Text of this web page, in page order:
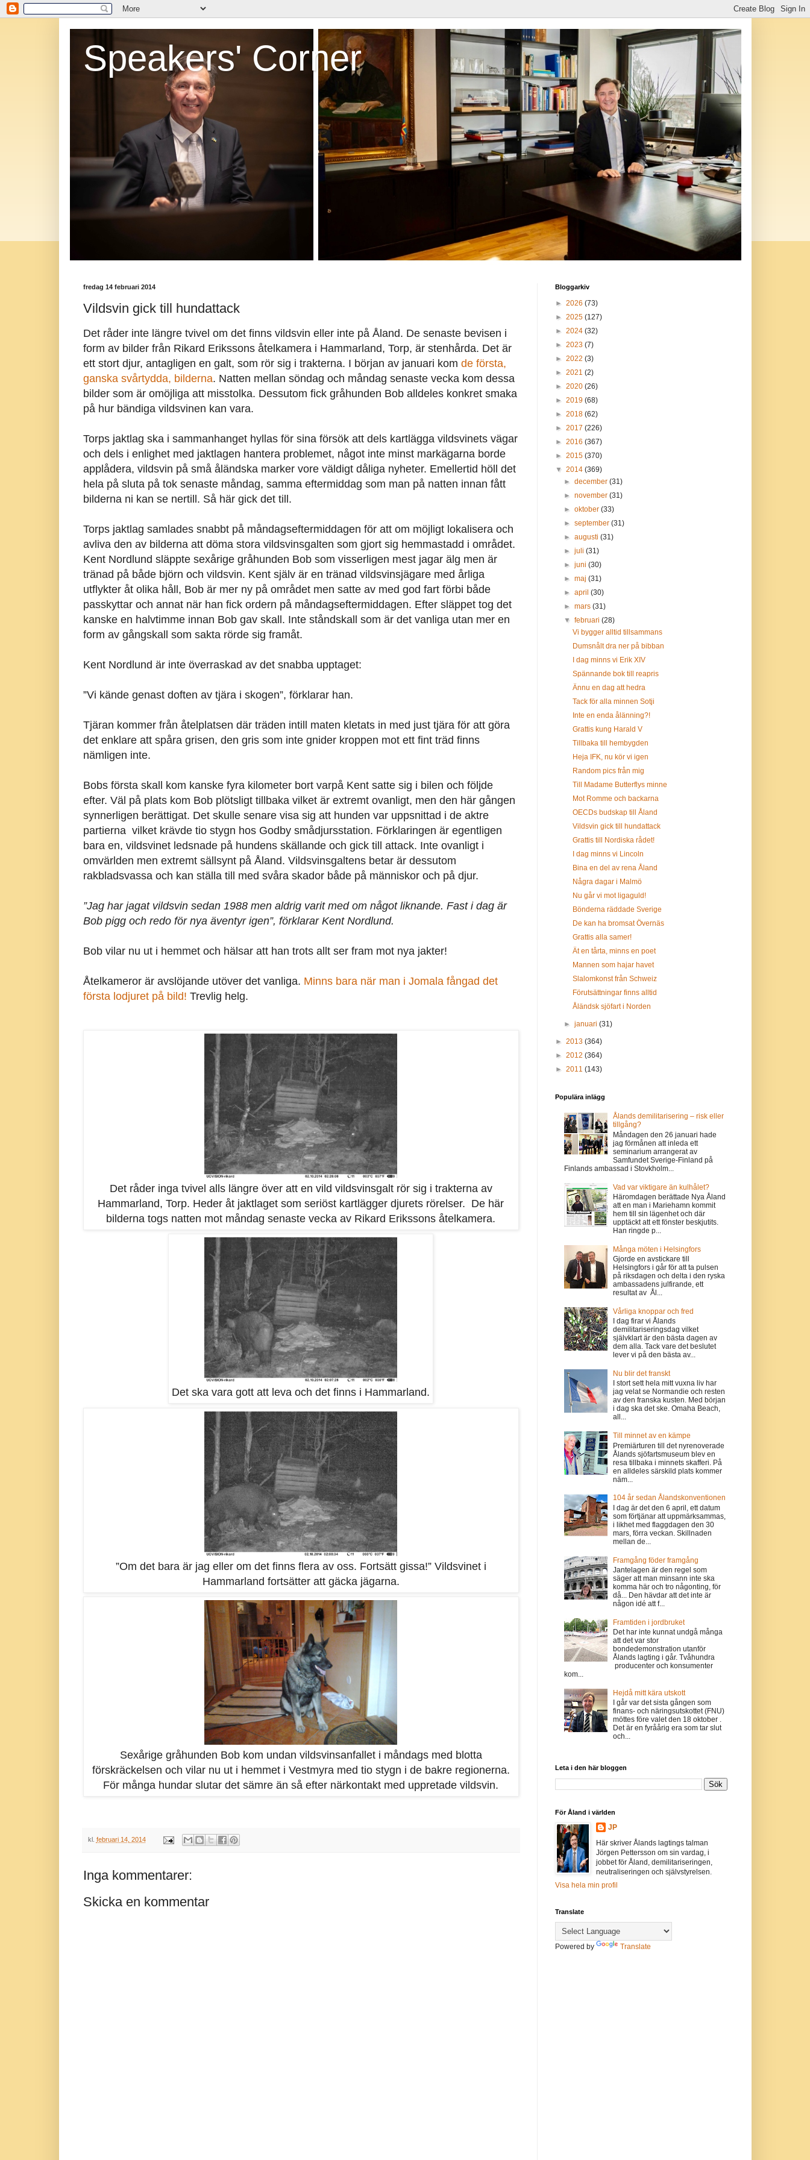
Speakers' Corner
fredag 14 februari 2014
Vildsvin gick till hundattack
Det råder inte längre tvivel om det finns vildsvin eller inte på Åland. De senaste bevisen i
form av bilder från Rikard Erikssons åtelkamera i Hammarland, Torp, är stenhårda. Det är
ett stort djur, antagligen en galt, som rör sig i trakterna. I början av januari kom de första,
ganska svårtydda, bilderna. Natten mellan söndag och måndag senaste vecka kom dessa
bilder som är omöjliga att misstolka. Dessutom fick gråhunden Bob alldeles konkret smaka
på hur bändiga vildsvinen kan vara.
Torps jaktlag ska i sammanhanget hyllas för sina försök att dels kartlägga vildsvinets vägar
och dels i enlighet med jaktlagen hantera problemet, något inte minst markägarna borde
applådera, vildsvin på små åländska marker vore väldigt dåliga nyheter. Emellertid höll det
hela på sluta på tok senaste måndag, samma eftermiddag som man på natten innan fått
bilderna ni kan se nertill. Så här gick det till.
Torps jaktlag samlades snabbt på måndagseftermiddagen för att om möjligt lokalisera och
avliva den av bilderna att döma stora vildsvinsgalten som gjort sig hemmastadd i området.
Kent Nordlund släppte sexårige gråhunden Bob som visserligen mest jagar älg men är
tränad på både björn och vildsvin. Kent själv är en tränad vildsvinsjägare med årliga
utflykter åt olika håll, Bob är mer ny på området men satte av med god fart förbi både
passkyttar och annat när han fick ordern på måndagseftermiddagen. Efter släppet tog det
kanske en halvtimme innan Bob gav skall. Inte ståndskall som är det vanliga utan mer en
form av gångskall som sakta rörde sig framåt.
Kent Nordlund är inte överraskad av det snabba upptaget:
”Vi kände genast doften av tjära i skogen”, förklarar han.
Tjäran kommer från åtelplatsen där träden intill maten kletats in med just tjära för att göra
det enklare att spåra grisen, den gris som inte gnider kroppen mot ett fint träd finns
nämligen inte.
Bobs första skall kom kanske fyra kilometer bort varpå Kent satte sig i bilen och följde
efter. Väl på plats kom Bob plötsligt tillbaka vilket är extremt ovanligt, men den här gången
synnerligen berättigat. Det skulle senare visa sig att hunden var uppsnittad i de aktre
partierna vilket krävde tio stygn hos Godby smådjursstation. Förklaringen är egentligen
bara en, vildsvinet ledsnade på hundens skällande och gick till attack. Inte ovanligt i
omvärlden men extremt sällsynt på Åland. Vildsvinsgaltens betar är dessutom
rakbladsvassa och kan ställa till med svåra skador både på människor och på djur.
”Jag har jagat vildsvin sedan 1988 men aldrig varit med om något liknande. Fast i dag är
Bob pigg och redo för nya äventyr igen”, förklarar Kent Nordlund.
Bob vilar nu ut i hemmet och hälsar att han trots allt ser fram mot nya jakter!
Åtelkameror är avslöjande utöver det vanliga. Minns bara när man i Jomala fångad det
första lodjuret på bild! Trevlig helg.
Det råder inga tvivel alls längre över att en vild vildsvinsgalt rör sig i trakterna av
Hammarland, Torp. Heder åt jaktlaget som seriöst kartlägger djurets rörelser. De här
bilderna togs natten mot måndag senaste vecka av Rikard Erikssons åtelkamera.
Det ska vara gott att leva och det finns i Hammarland.
”Om det bara är jag eller om det finns flera av oss. Fortsätt gissa!” Vildsvinet i
Hammarland fortsätter att gäcka jägarna.
Sexårige gråhunden Bob kom undan vildsvinsanfallet i måndags med blotta
förskräckelsen och vilar nu ut i hemmet i Vestmyra med tio stygn i de bakre regionerna.
För många hundar slutar det sämre än så efter närkontakt med uppretade vildsvin.
kl. februari 14, 2014
Inga kommentarer:
Skicka en kommentar
Bloggarkiv
► 2026 (73)
► 2025 (127)
► 2024 (32)
► 2023 (7)
► 2022 (3)
► 2021 (2)
► 2020 (26)
► 2019 (68)
► 2018 (62)
► 2017 (226)
► 2016 (367)
► 2015 (370)
▼ 2014 (369)
► december (31)
► november (31)
► oktober (33)
► september (31)
► augusti (31)
► juli (31)
► juni (30)
► maj (31)
► april (30)
► mars (31)
▼ februari (28)
Vi bygger alltid tillsammans
Dumsnålt dra ner på bibban
I dag minns vi Erik XIV
Spännande bok till reapris
Ännu en dag att hedra
Tack för alla minnen Sotji
Inte en enda ålänning?!
Grattis kung Harald V
Tillbaka till hembygden
Heja IFK, nu kör vi igen
Random pics från mig
Till Madame Butterflys minne
Mot Romme och backarna
OECDs budskap till Åland
Vildsvin gick till hundattack
Grattis till Nordiska rådet!
I dag minns vi Lincoln
Bina en del av rena Åland
Några dagar i Malmö
Nu går vi mot ligaguld!
Bönderna räddade Sverige
De kan ha bromsat Övernäs
Grattis alla samer!
Ät en tårta, minns en poet
Mannen som hajar havet
Slalomkonst från Schweiz
Förutsättningar finns alltid
Åländsk sjöfart i Norden
► januari (31)
► 2013 (364)
► 2012 (364)
► 2011 (143)
Populära inlägg
Ålands demilitarisering – risk eller
tillgång?
Måndagen den 26 januari hade
jag förmånen att inleda ett
seminarium arrangerat av
Samfundet Sverige-Finland på
Finlands ambassad i Stovkholm...
Vad var viktigare än kulhålet?
Häromdagen berättade Nya Åland
att en man i Mariehamn kommit
hem till sin lägenhet och där
upptäckt att ett fönster beskjutits.
Han ringde p...
Många möten i Helsingfors
Gjorde en avstickare till
Helsingfors i går för att ta pulsen
på riksdagen och delta i den ryska
ambassadens julfirande, ett
resultat av Ål...
Vårliga knoppar och fred
I dag firar vi Ålands
demilitariseringsdag vilket
självklart är den bästa dagen av
dem alla. Tack vare det beslutet
lever vi på den bästa av...
Nu blir det franskt
I stort sett hela mitt vuxna liv har
jag velat se Normandie och resten
av den franska kusten. Med början
i dag ska det ske. Omaha Beach,
all...
Till minnet av en kämpe
Premiärturen till det nyrenoverade
Ålands sjöfartsmuseum blev en
resa tillbaka i minnets skafferi. På
en alldeles särskild plats kommer
näm...
104 år sedan Ålandskonventionen
I dag är det den 6 april, ett datum
som förtjänar att uppmärksammas,
i likhet med flaggdagen den 30
mars, förra veckan. Skillnaden
mellan de...
Framgång föder framgång
Jantelagen är den regel som
säger att man minsann inte ska
komma här och tro någonting, för
då... Den hävdar att det inte är
någon idé att f...
Framtiden i jordbruket
Det har inte kunnat undgå många
att det var stor
bondedemonstration utanför
Ålands lagting i går. Tvåhundra
producenter och konsumenter
kom...
Hejdå mitt kära utskott
I går var det sista gången som
finans- och näringsutskottet (FNU)
möttes före valet den 18 oktober .
Det är en fyråårig era som tar slut
och...
Leta i den här bloggen
För Åland i världen
JP
Här skriver Ålands lagtings talman
Jörgen Pettersson om sin vardag, i
jobbet för Åland, demilitariseringen,
neutraliseringen och självstyrelsen.
Visa hela min profil
Translate
Powered by Translate